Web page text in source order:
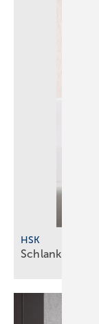
HSK
Schlank und